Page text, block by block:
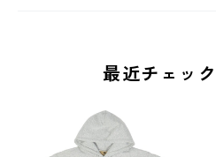
最近チェッ